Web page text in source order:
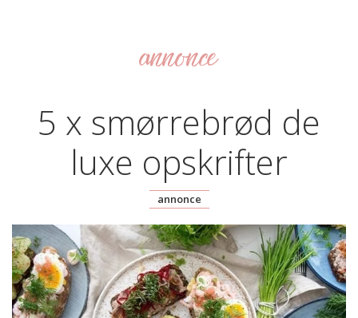
annonce
5 x smørrebrød de
luxe opskrifter
annonce